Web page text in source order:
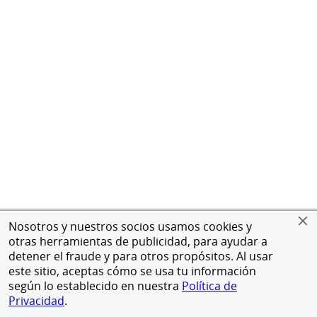
Nosotros y nuestros socios usamos cookies y
otras herramientas de publicidad, para ayudar a
detener el fraude y para otros propósitos. Al usar
este sitio, aceptas cómo se usa tu información
según lo establecido en nuestra Política de
Privacidad.